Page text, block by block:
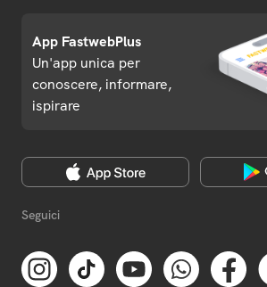
App FastwebPlus
Un'app unica per
conoscere, informare,
ispirare
Seguici